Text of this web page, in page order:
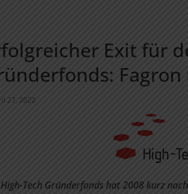
Exit für
27, 2022
High-Tech Gründerfonds hat 2008 kurz